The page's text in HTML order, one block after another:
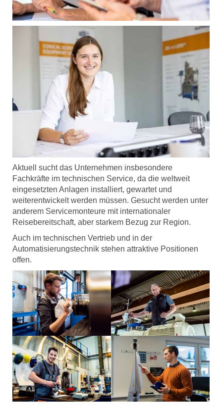
Aktuell sucht das Unternehmen insbesondere
Fachkräfte im technischen Service, da die weltweit
eingesetzten Anlagen installiert, gewartet und
weiterentwickelt werden müssen. Gesucht werden unter
anderem Servicemonteure mit internationaler
Reisebereitschaft, aber starkem Bezug zur Region.
Auch im technischen Vertrieb und in der
Automatisierungstechnik stehen attraktive Positionen
offen.